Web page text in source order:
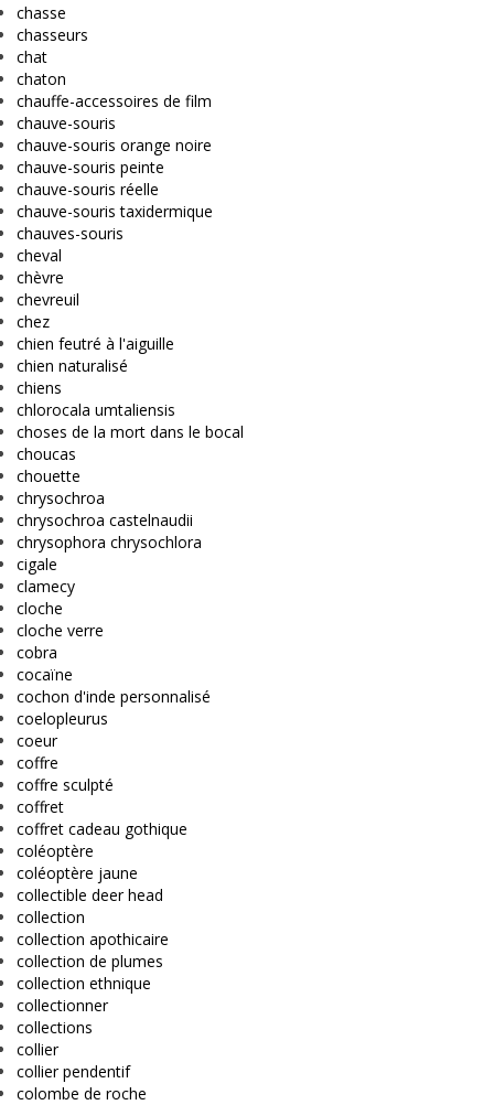
chasse
chasseurs
chat
chaton
chauffe-accessoires de film
chauve-souris
chauve-souris orange noire
chauve-souris peinte
chauve-souris réelle
chauve-souris taxidermique
chauves-souris
cheval
chèvre
chevreuil
chez
chien feutré à l'aiguille
chien naturalisé
chiens
chlorocala umtaliensis
choses de la mort dans le bocal
choucas
chouette
chrysochroa
chrysochroa castelnaudii
chrysophora chrysochlora
cigale
clamecy
cloche
cloche verre
cobra
cocaïne
cochon d'inde personnalisé
coelopleurus
coeur
coffre
coffre sculpté
coffret
coffret cadeau gothique
coléoptère
coléoptère jaune
collectible deer head
collection
collection apothicaire
collection de plumes
collection ethnique
collectionner
collections
collier
collier pendentif
colombe de roche